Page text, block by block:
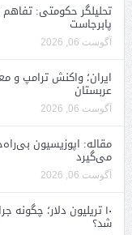
تحلیلگر حکومتی:
پابرجاست
آگوست 06, 2026
ایران؛ واکنش ترامپ و
عربستان
آگوست 06, 2026
مقاله: اپوزیسیون
می‌گیرد
آگوست 06, 2026
۱۰ تریلیون دلار؛
شد؟